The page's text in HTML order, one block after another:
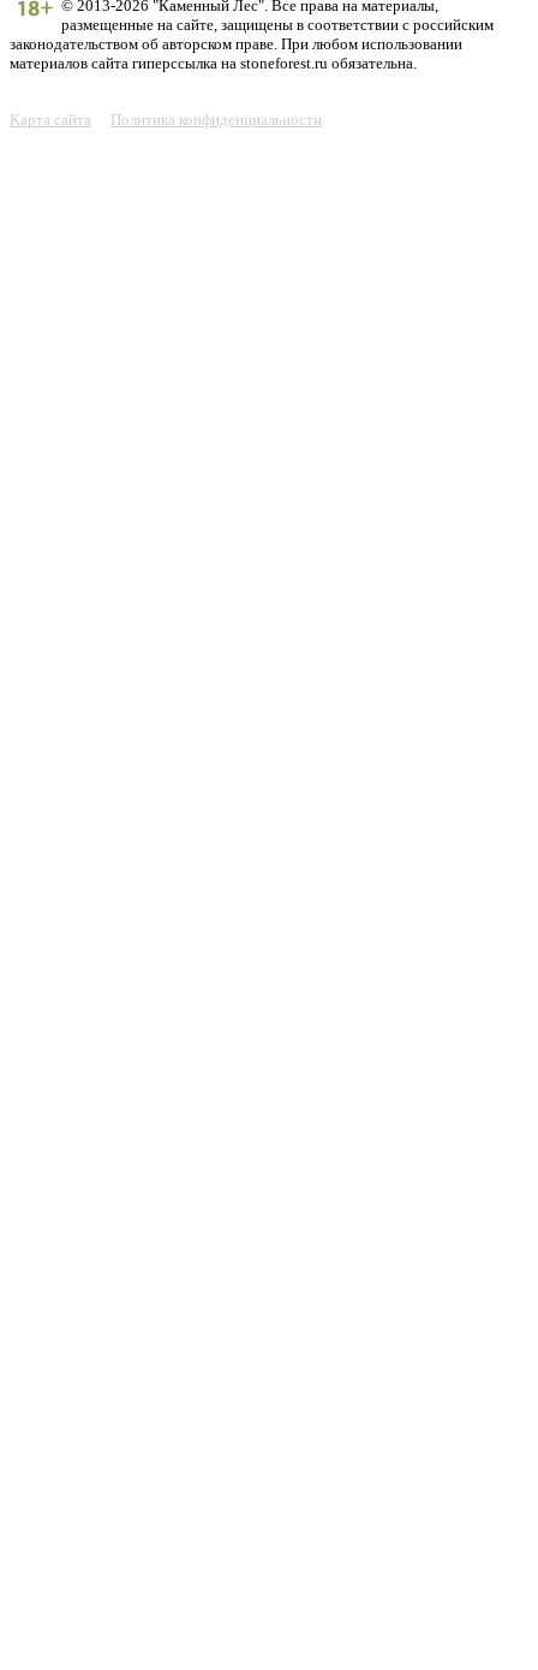
© 2013-2026 "Каменный Лес". Все права на материалы,
размещенные на сайте, защищены в соответствии с российским
законодательством об авторском праве. При любом использовании
материалов сайта гиперссылка на stoneforest.ru обязательна.
Карта сайта Политика конфиденциальности